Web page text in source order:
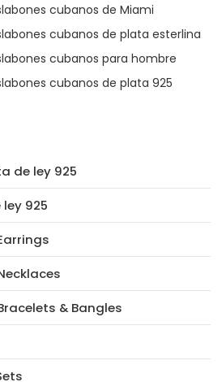
cubanos de Miami
cubanos de plata esterlina
cubanos para hombre
cubanos de plata 925
de ley 925
925
& Bangles